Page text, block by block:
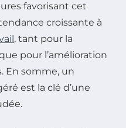
favorisant cet
croissante à
, tant pour la
pour l’amélioration
En somme, un
est la clé d’une